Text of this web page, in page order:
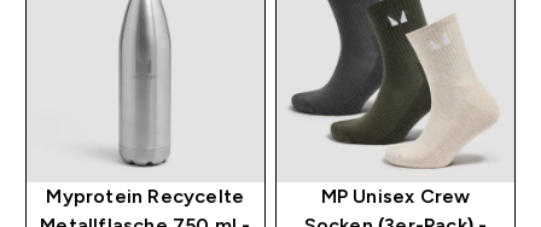
Myprotein Recycelte
MP Unisex Crew